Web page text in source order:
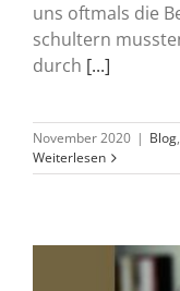
uns oftmals die
schultern
durch [...]
November 2020 | Blog,
Weiterlesen